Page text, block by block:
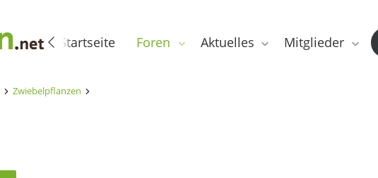
Startseite Foren Aktuelles Mitglieder
Zwiebelpflanzen